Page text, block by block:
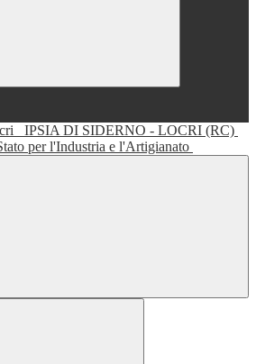
IPSIA DI SIDERNO - LOCRI (RC)
per l'Industria e l'Artigianato